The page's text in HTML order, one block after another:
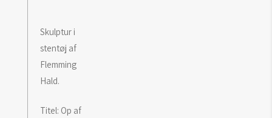
Skulptur i
stentøj af
Flemming
Hald.
Titel: Op af